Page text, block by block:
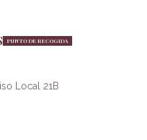
PUNTO DE RECOGIDA
Local 21B